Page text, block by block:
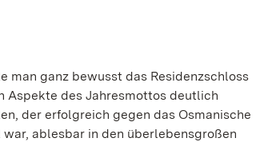
man ganz bewusst das Residenzschloss
Aspekte des Jahresmottos deutlich
der erfolgreich gegen das Osmanische
ablesbar in den überlebensgroßen